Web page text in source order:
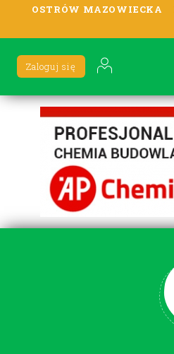
OSTRÓW MAZOWIECKA
Zaloguj się